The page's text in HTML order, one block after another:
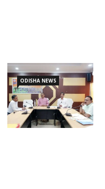
ODISHA NEWS